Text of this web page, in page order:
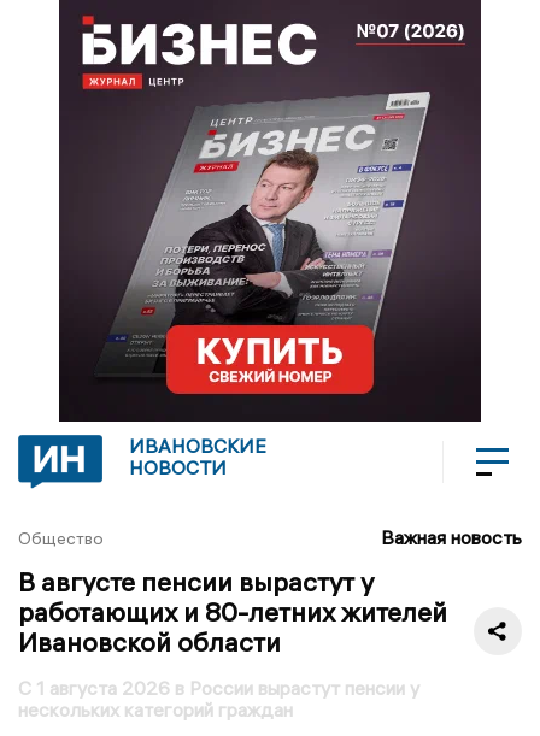
ИВАНОВСКИЕ
НОВОСТИ
Общество Важная новость
В августе пенсии вырастут у
работающих и 80-летних жителей
Ивановской области
С 1 августа 2026 в России вырастут пенсии у
нескольких категорий граждан